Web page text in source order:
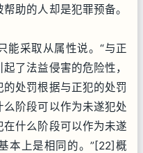
助的人却是犯罪预备。
能采取从属性说。“与正
了法益侵害的危险性，
处罚根据与正犯的处罚
阶段可以作为未遂犯处
什么阶段可以作为未遂
本上是相同的。”[22]概